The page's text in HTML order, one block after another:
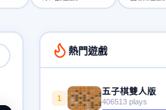
熱門遊戲
1
五子棋雙人版
406513 plays